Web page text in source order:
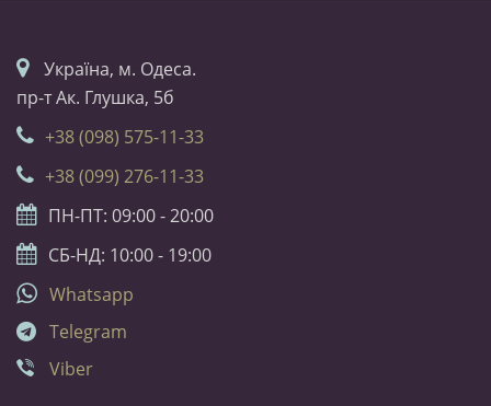
Українa, м. Одеса.
пр-т Ак. Глушка, 5б
+38 (098) 575-11-33
+38 (099) 276-11-33
ПН-ПТ: 09:00 - 20:00
СБ-НД: 10:00 - 19:00
Whatsapp
Telegram
Viber